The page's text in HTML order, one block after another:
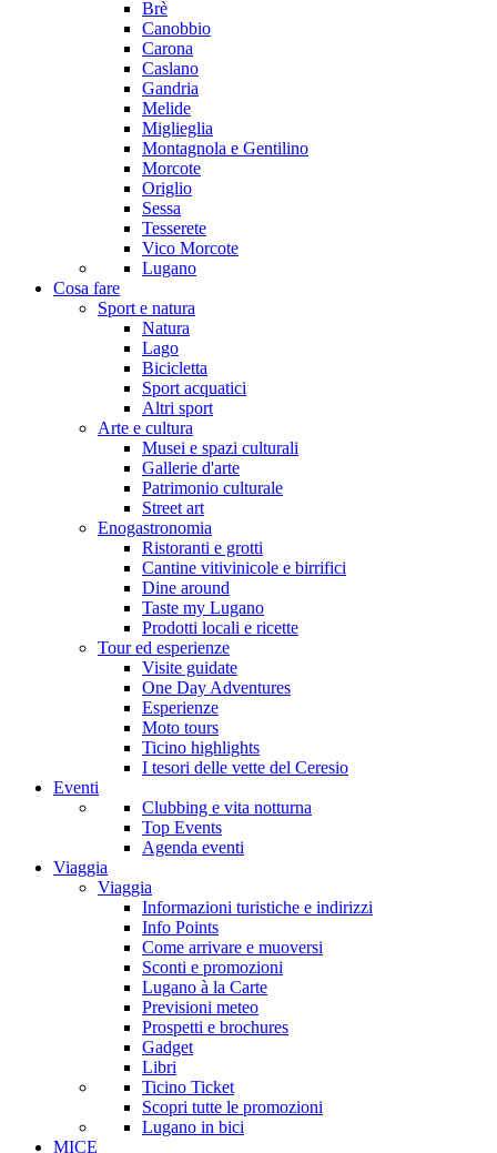
Brè
Canobbio
Carona
Caslano
Gandria
Melide
Miglieglia
Montagnola e Gentilino
Morcote
Origlio
Sessa
Tesserete
Vico Morcote
Lugano
Cosa fare
Sport e natura
Natura
Lago
Bicicletta
Sport acquatici
Altri sport
Arte e cultura
Musei e spazi culturali
Gallerie d'arte
Patrimonio culturale
Street art
Enogastronomia
Ristoranti e grotti
Cantine vitivinicole e birrifici
Dine around
Taste my Lugano
Prodotti locali e ricette
Tour ed esperienze
Visite guidate
One Day Adventures
Esperienze
Moto tours
Ticino highlights
I tesori delle vette del Ceresio
Eventi
Clubbing e vita notturna
Top Events
Agenda eventi
Viaggia
Viaggia
Informazioni turistiche e indirizzi
Info Points
Come arrivare e muoversi
Sconti e promozioni
Lugano à la Carte
Previsioni meteo
Prospetti e brochures
Gadget
Libri
Ticino Ticket
Scopri tutte le promozioni
Lugano in bici
MICE